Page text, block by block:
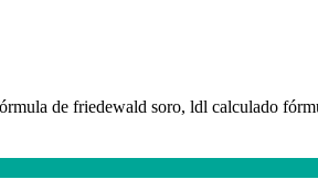
de friedewald soro, ldl calculado